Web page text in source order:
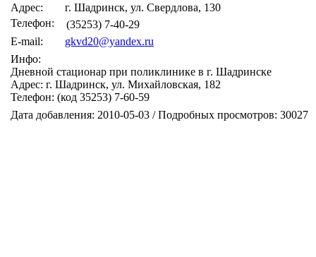
Адрес:
г. Шадринск, ул. Свердлова, 130
Телефон:
(35253) 7-40-29
E-mail:
gkvd20@yandex.ru
Инфо:
Дневной стационар при поликлинике в г. Шадринске
Адрес: г. Шадринск, ул. Михайловская, 182
Телефон: (код 35253) 7-60-59
Дата добавления: 2010-05-03 / Подробных просмотров: 30027